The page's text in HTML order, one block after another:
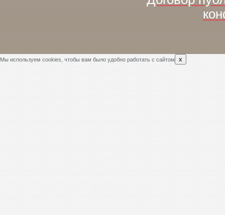
Мы используем cookies, чтобы вам было удобно работать с сайтом x